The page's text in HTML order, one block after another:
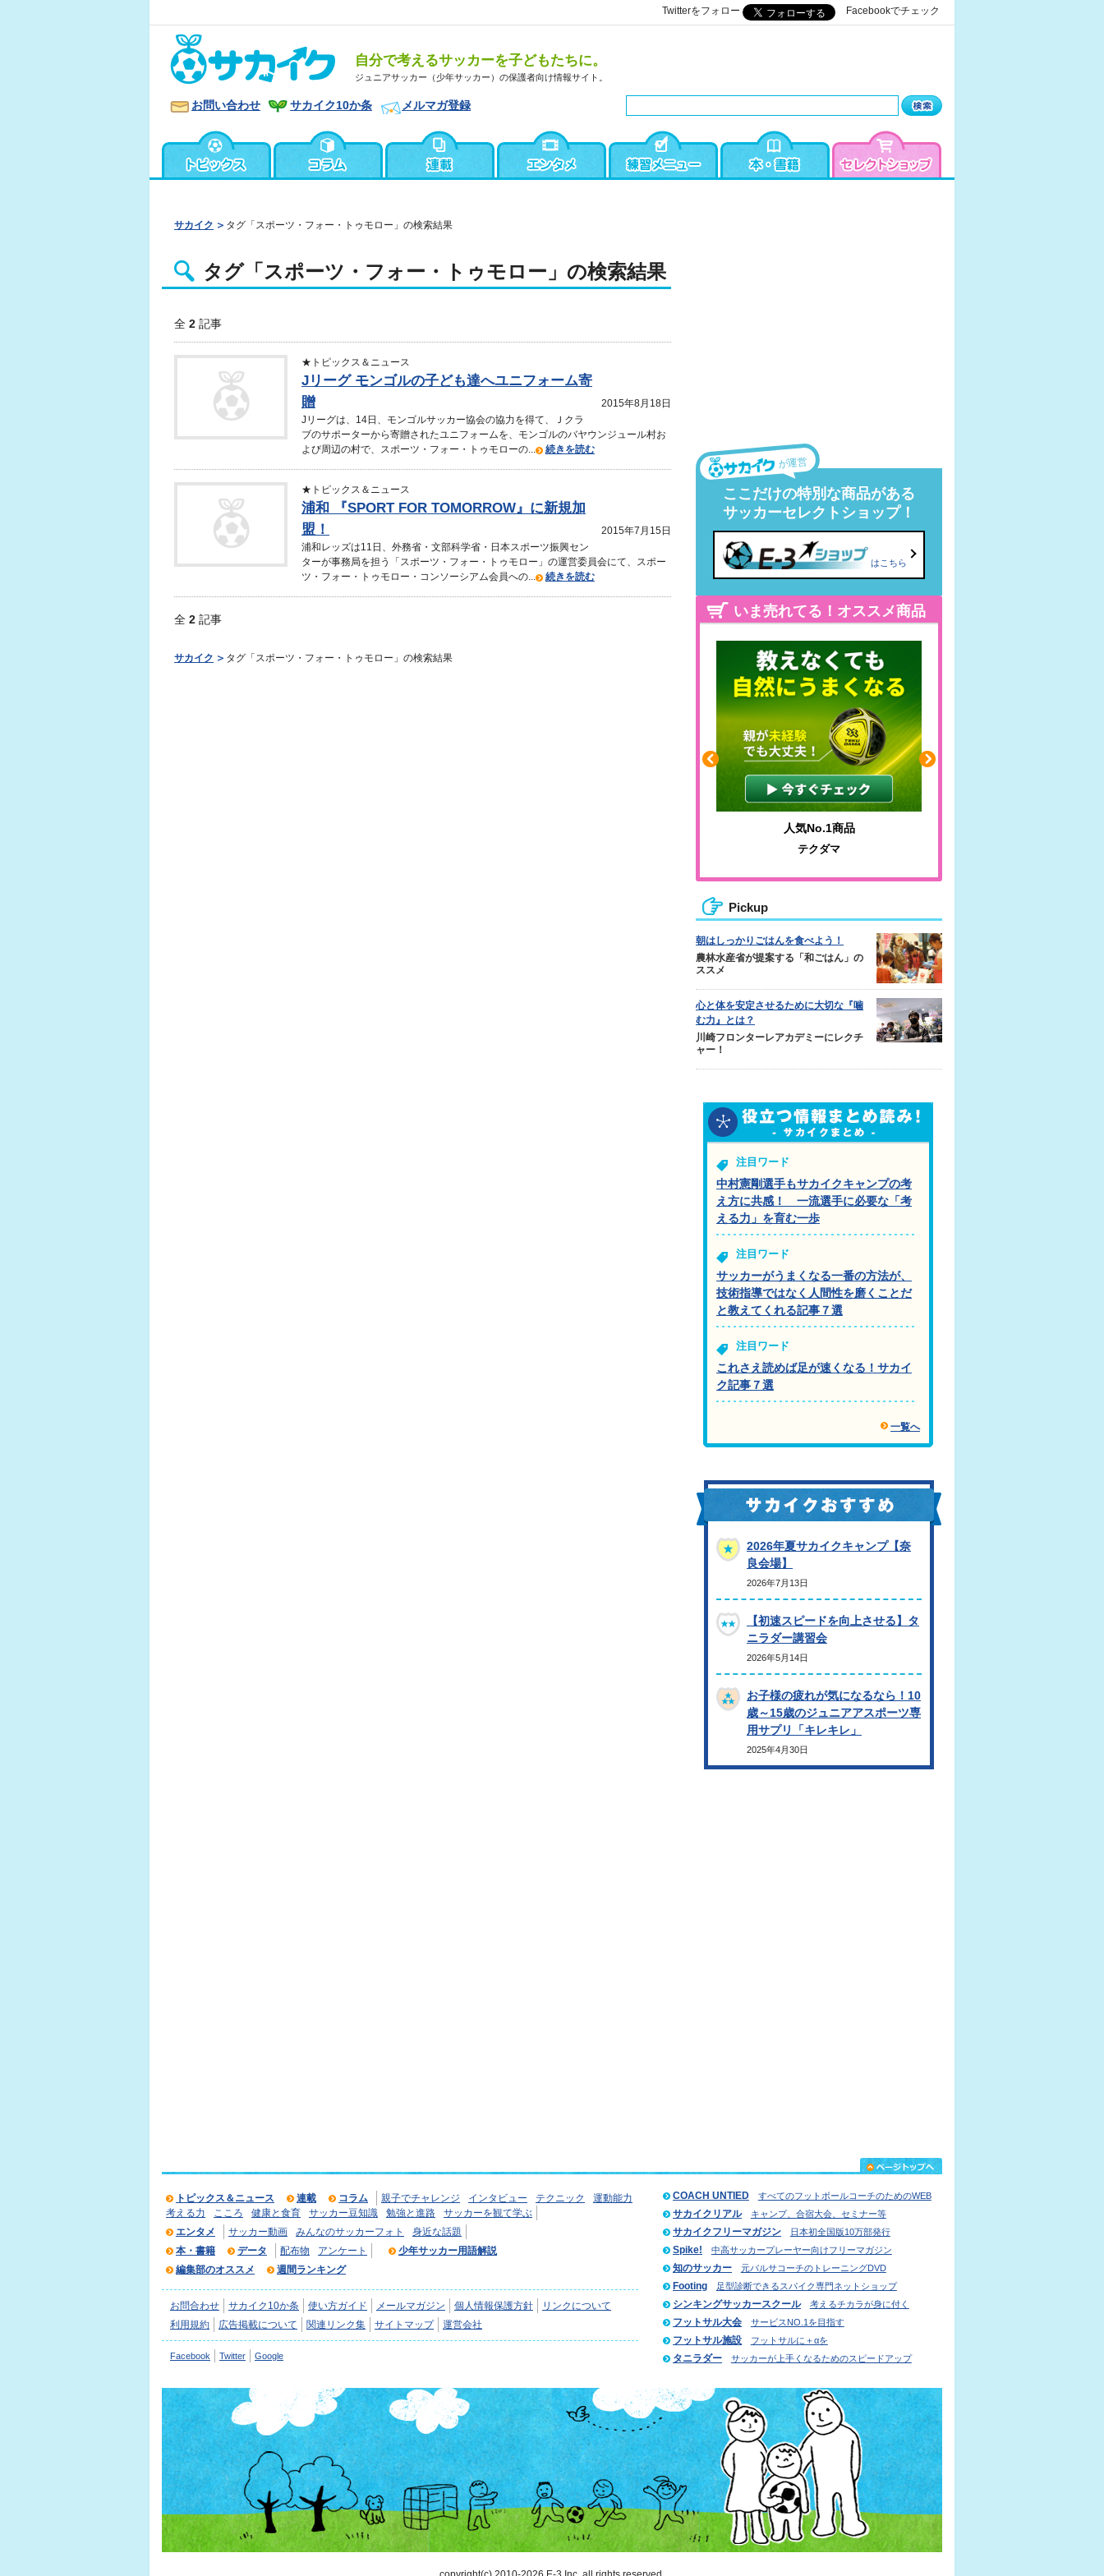
Twitterをフォロー Facebookでチェック
自分で考えるサッカーを子どもたちに。
ジュニアサッカー（少年サッカー）の保護者向け情報サイト。
お問い合わせ サカイク10か条 メルマガ登録
サカイク タグ「スポーツ・フォー・トゥモロー」の検索結果
タグ「スポーツ・フォー・トゥモロー」の検索結果
全 2 記事
★トピックス＆ニュース
Jリーグ モンゴルの子ども達へユニフォーム寄
贈
2015年8月18日
Jリーグは、14日、モンゴルサッカー協会の協力を得て、Ｊクラ
ブのサポーターから寄贈されたユニフォームを、モンゴルのバヤウンジュール村お
よび周辺の村で、スポーツ・フォー・トゥモローの...
続きを読む
★トピックス＆ニュース
浦和 『SPORT FOR TOMORROW』に新規加
盟！
2015年7月15日
浦和レッズは11日、外務省・文部科学省・日本スポーツ振興セン
ターが事務局を担う「スポーツ・フォー・トゥモロー」の運営委員会にて、スポー
ツ・フォー・トゥモロー・コンソーシアム会員への...
続きを読む
全 2 記事
サカイク タグ「スポーツ・フォー・トゥモロー」の検索結果
が運営
ここだけの特別な商品がある
サッカーセレクトショップ！
はこちら
いま売れてる！オススメ商品
人気No.1商品
テクダマ
Pickup
朝はしっかりごはんを食べよう！
農林水産省が提案する「和ごはん」の
ススメ
心と体を安定させるために大切な『噛
む力』とは？
川崎フロンターレアカデミーにレクチ
ャー！
注目ワード
中村憲剛選手もサカイクキャンプの考
え方に共感！ 一流選手に必要な「考
える力」を育む一歩
注目ワード
サッカーがうまくなる一番の方法が、
技術指導ではなく人間性を磨くことだ
と教えてくれる記事７選
注目ワード
これさえ読めば足が速くなる！サカイ
ク記事７選
一覧へ
2026年夏サカイクキャンプ【奈
良会場】
2026年7月13日
【初速スピードを向上させる】タ
ニラダー講習会
2026年5月14日
お子様の疲れが気になるなら！10
歳～15歳のジュニアアスポーツ専
用サプリ「キレキレ」
2025年4月30日
トピックス＆ニュース 連載 コラム 親子でチャレンジ インタビュー テクニック
運動能力
考える力
こころ 健康と食育 サッカー豆知識 勉強と進路
サッカーを観て学ぶ
エンタメ
サッカー動画 みんなのサッカーフォト
身近な話題
本・書籍
データ 配布物 アンケート
少年サッカー用語解説
編集部のオススメ
週間ランキング
お問合わせ サカイク10か条 使い方ガイド メールマガジン 個人情報保護方針
リンクについて
利用規約
広告掲載について 関連リンク集 サイトマップ 運営会社
Facebook Twitter Google
COACH UNTIED すべてのフットボールコーチのためのWEB
サカイクリアル キャンプ、合宿大会、セミナー等
サカイクフリーマガジン 日本初全国版10万部発行
Spike! 中高サッカープレーヤー向けフリーマガジン
知のサッカー 元バルサコーチのトレーニングDVD
Footing 足型診断できるスパイク専門ネットショップ
シンキングサッカースクール 考えるチカラが身に付く
フットサル大会 サービスNO.1を目指す
フットサル施設 フットサルに＋αを
タニラダー サッカーが上手くなるためのスピードアップ